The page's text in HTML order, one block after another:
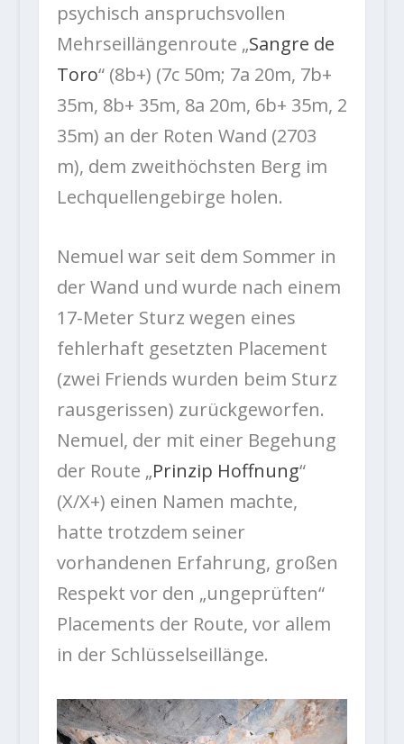
psychisch anspruchsvollen
Mehrseillängenroute „Sangre de
Toro“ (8b+) (7c 50m; 7a 20m, 7b+
35m, 8b+ 35m, 8a 20m, 6b+ 35m, 2
35m) an der Roten Wand (2703
m), dem zweithöchsten Berg im
Lechquellengebirge holen.
Nemuel war seit dem Sommer in
der Wand und wurde nach einem
17-Meter Sturz wegen eines
fehlerhaft gesetzten Placement
(zwei Friends wurden beim Sturz
rausgerissen) zurückgeworfen.
Nemuel, der mit einer Begehung
der Route „Prinzip Hoffnung“
(X/X+) einen Namen machte,
hatte trotzdem seiner
vorhandenen Erfahrung, großen
Respekt vor den „ungeprüften“
Placements der Route, vor allem
in der Schlüsselseillänge.